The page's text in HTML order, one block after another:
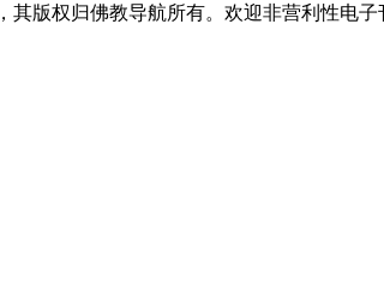
版权归佛教导航所有。欢迎非营利性电